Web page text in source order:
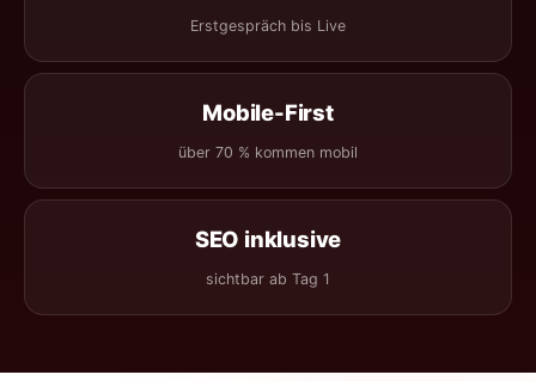
Erstgespräch bis Live
Mobile-First
über 70 % kommen mobil
SEO inklusive
sichtbar ab Tag 1